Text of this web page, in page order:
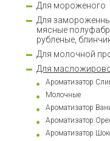
Для мороженого
Для
мясные
рубленые,
Для молочной
Для
Ароматизатор
Молочные
Ароматизатор
Ароматизатор
Ароматизатор